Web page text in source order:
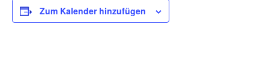
Zum Kalender hinzufügen